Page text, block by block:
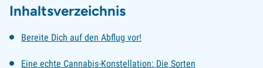
Inhaltsverzeichnis
Bereite Dich auf den Abflug vor!
Eine echte Cannabis-Konstellation: Die Sorten